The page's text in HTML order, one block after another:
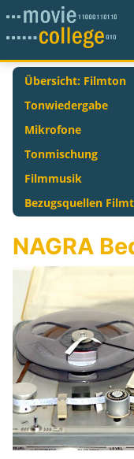
Übersicht: Filmton
Tonwiedergabe
Mikrofone
Tonmischung
Filmmusik
Bezugsquellen
NAGRA